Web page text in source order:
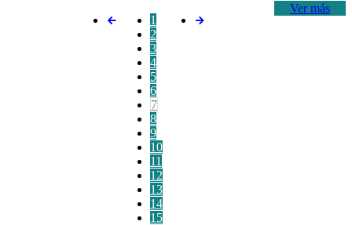
Ver más
1
2
3
4
5
6
7
8
9
10
11
12
13
14
15